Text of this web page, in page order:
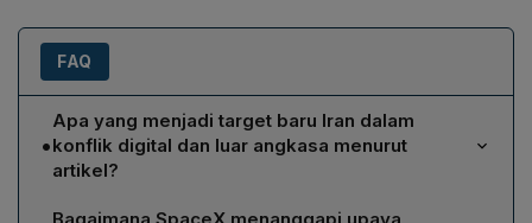
FAQ
•
Apa yang menjadi target baru Iran dalam
konflik digital dan luar angkasa menurut
artikel?
Iran menargetkan satelit SpaceX yang mengoperasikan